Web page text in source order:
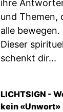
ihre
und Themen,
alle bewegen.
Dieser
schenkt dir...
LICHTSIGN -
kein «Unwort»